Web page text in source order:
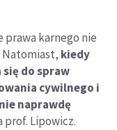
prawa karnego nie
Natomiast, kiedy
do spraw
cywilnego i
naprawdę
prof. Lipowicz.